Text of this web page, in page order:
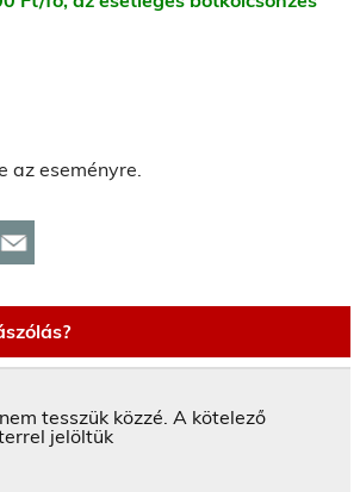
az eseményre.
tesszük közzé. A kötelező
jelöltük